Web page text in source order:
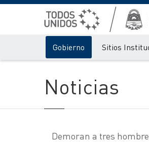
Gobierno Sitios
Noticias
Demoran a tres